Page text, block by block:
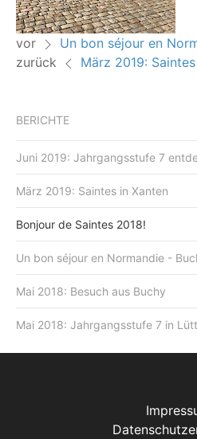
vor
Un bon séjour en
zurück
März 2019:
BERICHTE
Juni 2019: Jahrgangsstufe 7
März 2019: Saintes in Xanten
Bonjour de Saintes 2018!
Un bon séjour en Normandie -
Mai 2018: Besuch aus Buchy
Mai 2018: Jahrgangsstufe 7 in